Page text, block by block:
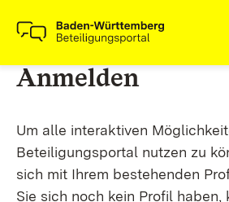
Anmelden
Um alle interaktiven
Beteiligungsportal nutzen zu
sich mit Ihrem bestehenden
Sie sich noch kein Profil haben,